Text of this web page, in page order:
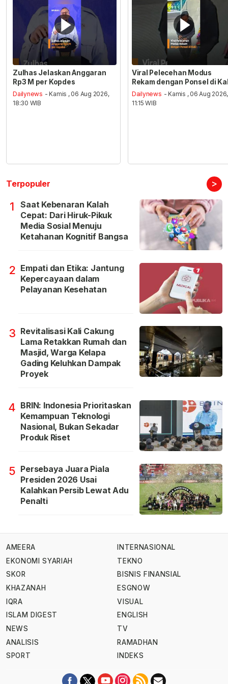
Zulhas Jelaskan Anggaran
Rp3 M per Kopdes
Dailynews - Kamis , 06 Aug 2026,
18:30 WIB
Viral Pelecehan Modus
Rekam dengan Ponsel di
Dailynews - Kamis , 06 Aug 2026,
11:15 WIB
Terpopuler >
1
Saat Kebenaran Kalah
Cepat: Dari Hiruk-Pikuk
Media Sosial Menuju
Ketahanan Kognitif Bangsa
2 Empati dan Etika: Jantung
Kepercayaan dalam
Pelayanan Kesehatan
3 Revitalisasi Kali Cakung
Lama Retakkan Rumah dan
Masjid, Warga Kelapa
Gading Keluhkan Dampak
Proyek
4 BRIN: Indonesia Prioritaskan
Kemampuan Teknologi
Nasional, Bukan Sekadar
Produk Riset
5 Persebaya Juara Piala
Presiden 2026 Usai
Kalahkan Persib Lewat Adu
Penalti
AMEERA
EKONOMI SYARIAH
SKOR
KHAZANAH
IQRA
ISLAM DIGEST
NEWS
ANALISIS
SPORT
INTERNASIONAL
TEKNO
BISNIS FINANSIAL
ESGNOW
VISUAL
ENGLISH
TV
RAMADHAN
INDEKS